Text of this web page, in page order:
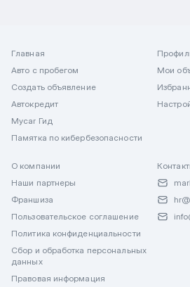
Главная
Авто с пробегом
Создать объявление
Автокредит
Mycar Гид
Памятка по кибербезопасности
Мои
О компании
Наши партнеры
Франшиза
Пользовательское соглашение
Политика конфиденциальности
Сбор и обработка персональных
данных
Правовая информация